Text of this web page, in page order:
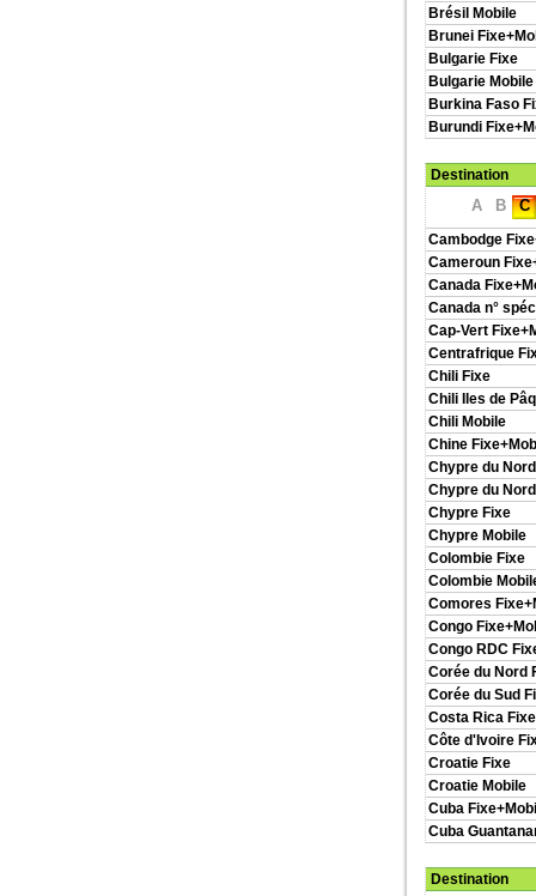
Brésil Mobile
Brunei
Bulgarie Fixe
Bulgarie Mobile
Burkina Faso
Burundi
Destination
A B C
Cambodge
Cameroun
Canada
Canada n°
Cap-Vert
Centrafrique
Chili Fixe
Chili Iles de
Chili Mobile
Chine
Chypre du
Chypre du
Chypre Fixe
Chypre Mobile
Colombie Fixe
Colombie
Comores
Congo
Congo RDC
Corée du Nord
Corée du Sud
Costa Rica
Côte d'Ivoire
Croatie Fixe
Croatie Mobile
Cuba
Cuba
Destination